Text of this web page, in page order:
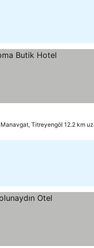
Manavgat, Titreyengöl 12.2 km